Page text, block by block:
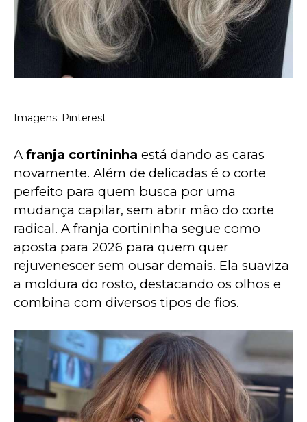
Imagens: Pinterest
A franja cortininha está dando as caras
novamente. Além de delicadas é o corte
perfeito para quem busca por uma
mudança capilar, sem abrir mão do corte
radical. A franja cortininha segue como
aposta para 2026 para quem quer
rejuvenescer sem ousar demais. Ela suaviza
a moldura do rosto, destacando os olhos e
combina com diversos tipos de fios.